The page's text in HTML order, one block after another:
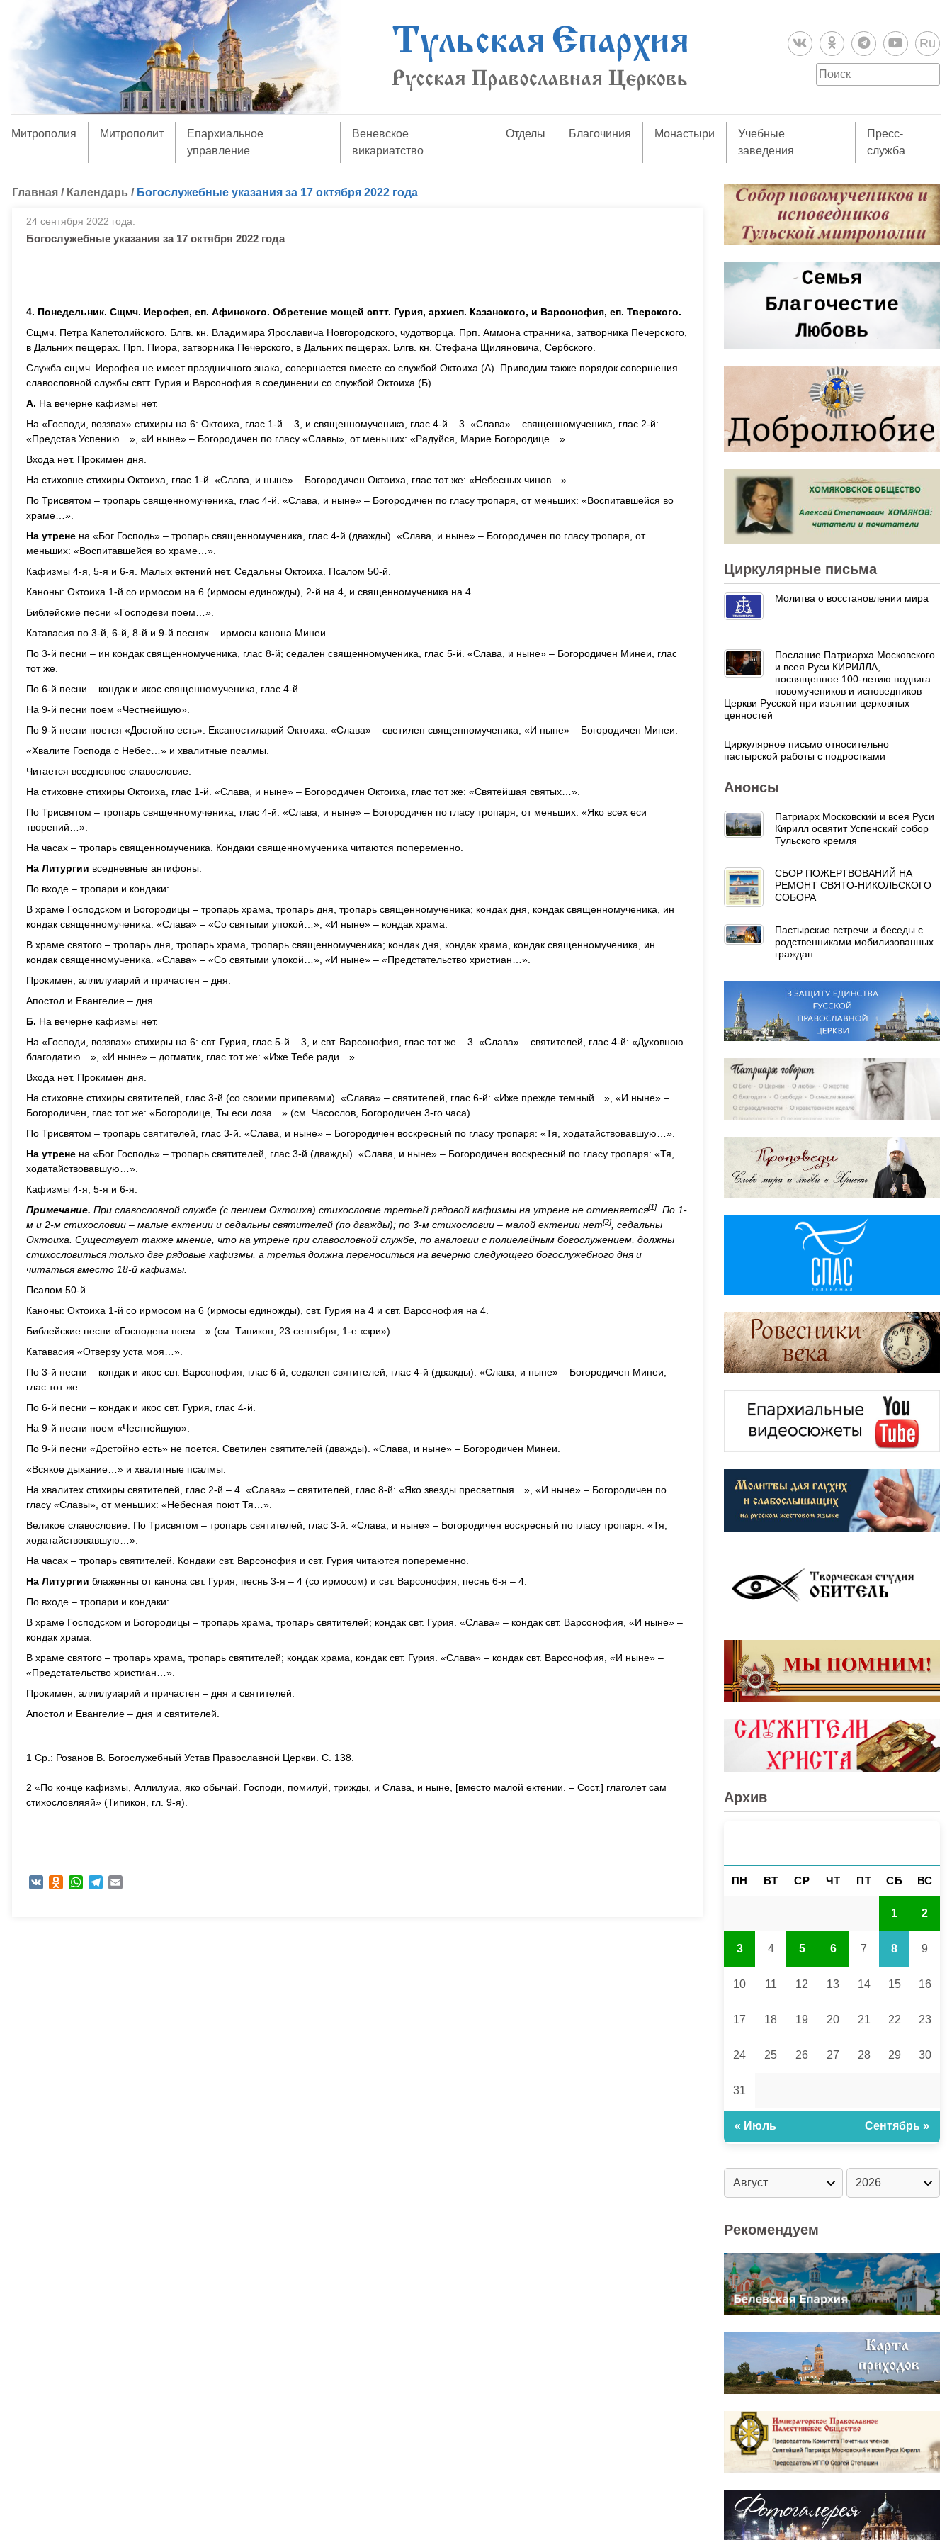
Ru
Митрополия Митрополит
Епархиальное
управление
Веневское
викариатство
Отделы Благочиния Монастыри
Учебные
заведения
Пресс-
служба
Главная / Календарь / Богослужебные указания за 17 октября 2022 года
24 сентября 2022 года.
Богослужебные указания за 17 октября 2022 года
4. Понедельник. Сщмч. Иерофея, еп. Афинского. Обретение мощей свтт. Гурия, архиеп. Казанского, и Варсонофия, еп. Тверского.
Сщмч. Петра Капетолийского. Блгв. кн. Владимира Ярославича Новгородского, чудотворца. Прп. Аммона странника, затворника Печерского,
в Дальних пещерах. Прп. Пиора, затворника Печерского, в Дальних пещерах. Блгв. кн. Стефана Щиляновича, Сербского.
Служба сщмч. Иерофея не имеет праздничного знака, совершается вместе со службой Октоиха (А). Приводим также порядок совершения
славословной службы свтт. Гурия и Варсонофия в соединении со службой Октоиха (Б).
А. На вечерне кафизмы нет.
На «Господи, воззвах» стихиры на 6: Октоиха, глас 1-й – 3, и священномученика, глас 4-й – 3. «Слава» – священномученика, глас 2-й:
«Представ Успению…», «И ныне» – Богородичен по гласу «Славы», от меньших: «Радуйся, Марие Богородице…».
Входа нет. Прокимен дня.
На стиховне стихиры Октоиха, глас 1-й. «Слава, и ныне» – Богородичен Октоиха, глас тот же: «Небесных чинов…».
По Трисвятом – тропарь священномученика, глас 4-й. «Слава, и ныне» – Богородичен по гласу тропаря, от меньших: «Воспитавшейся во
храме…».
На утрене на «Бог Господь» – тропарь священномученика, глас 4-й (дважды). «Слава, и ныне» – Богородичен по гласу тропаря, от
меньших: «Воспитавшейся во храме…».
Кафизмы 4-я, 5-я и 6-я. Малых ектений нет. Седальны Октоиха. Псалом 50-й.
Каноны: Октоиха 1-й со ирмосом на 6 (ирмосы единожды), 2-й на 4, и священномученика на 4.
Библейские песни «Господеви поем…».
Катавасия по 3-й, 6-й, 8-й и 9-й песнях – ирмосы канона Минеи.
По 3-й песни – ин кондак священномученика, глас 8-й; седален священномученика, глас 5-й. «Слава, и ныне» – Богородичен Минеи, глас
тот же.
По 6-й песни – кондак и икос священномученика, глас 4-й.
На 9-й песни поем «Честнейшую».
По 9-й песни поется «Достойно есть». Ексапостиларий Октоиха. «Слава» – светилен священномученика, «И ныне» – Богородичен Минеи.
«Хвалите Господа с Небес…» и хвалитные псалмы.
Читается вседневное славословие.
На стиховне стихиры Октоиха, глас 1-й. «Слава, и ныне» – Богородичен Октоиха, глас тот же: «Святейшая святых…».
По Трисвятом – тропарь священномученика, глас 4-й. «Слава, и ныне» – Богородичен по гласу тропаря, от меньших: «Яко всех еси
творений…».
На часах – тропарь священномученика. Кондаки священномученика читаются попеременно.
На Литургии вседневные антифоны.
По входе – тропари и кондаки:
В храме Господском и Богородицы – тропарь храма, тропарь дня, тропарь священномученика; кондак дня, кондак священномученика, ин
кондак священномученика. «Слава» – «Со святыми упокой…», «И ныне» – кондак храма.
В храме святого – тропарь дня, тропарь храма, тропарь священномученика; кондак дня, кондак храма, кондак священномученика, ин
кондак священномученика. «Слава» – «Со святыми упокой…», «И ныне» – «Предстательство христиан…».
Прокимен, аллилуиарий и причастен – дня.
Апостол и Евангелие – дня.
Б. На вечерне кафизмы нет.
На «Господи, воззвах» стихиры на 6: свт. Гурия, глас 5-й – 3, и свт. Варсонофия, глас тот же – 3. «Слава» – святителей, глас 4-й: «Духовною
благодатию…», «И ныне» – догматик, глас тот же: «Иже Тебе ради…».
Входа нет. Прокимен дня.
На стиховне стихиры святителей, глас 3-й (со своими припевами). «Слава» – святителей, глас 6-й: «Иже прежде темный…», «И ныне» –
Богородичен, глас тот же: «Богородице, Ты еси лоза…» (см. Часослов, Богородичен 3-го часа).
По Трисвятом – тропарь святителей, глас 3-й. «Слава, и ныне» – Богородичен воскресный по гласу тропаря: «Тя, ходатайствовавшую…».
На утрене на «Бог Господь» – тропарь святителей, глас 3-й (дважды). «Слава, и ныне» – Богородичен воскресный по гласу тропаря: «Тя,
ходатайствовавшую…».
Кафизмы 4-я, 5-я и 6-я.
Примечание. При славословной службе (с пением Октоиха) стихословие третьей рядовой кафизмы на утрене не отменяется[1]
. По 1-
м и 2-м стихословии – малые ектении и седальны святителей (по дважды); по 3-м стихословии – малой ектении нет[2]
, седальны
Октоиха. Существует также мнение, что на утрене при славословной службе, по аналогии с полиелейным богослужением, должны
стихословиться только две рядовые кафизмы, а третья должна переноситься на вечерню следующего богослужебного дня и
читаться вместо 18-й кафизмы.
Псалом 50-й.
Каноны: Октоиха 1-й со ирмосом на 6 (ирмосы единожды), свт. Гурия на 4 и свт. Варсонофия на 4.
Библейские песни «Господеви поем…» (см. Типикон, 23 сентября, 1-е «зри»).
Катавасия «Отверзу уста моя…».
По 3-й песни – кондак и икос свт. Варсонофия, глас 6-й; седален святителей, глас 4-й (дважды). «Слава, и ныне» – Богородичен Минеи,
глас тот же.
По 6-й песни – кондак и икос свт. Гурия, глас 4-й.
На 9-й песни поем «Честнейшую».
По 9-й песни «Достойно есть» не поется. Светилен святителей (дважды). «Слава, и ныне» – Богородичен Минеи.
«Всякое дыхание…» и хвалитные псалмы.
На хвалитех стихиры святителей, глас 2-й – 4. «Слава» – святителей, глас 8-й: «Яко звезды пресветлыя…», «И ныне» – Богородичен по
гласу «Славы», от меньших: «Небесная поют Тя…».
Великое славословие. По Трисвятом – тропарь святителей, глас 3-й. «Слава, и ныне» – Богородичен воскресный по гласу тропаря: «Тя,
ходатайствовавшую…».
На часах – тропарь святителей. Кондаки свт. Варсонофия и свт. Гурия читаются попеременно.
На Литургии блаженны от канона свт. Гурия, песнь 3-я – 4 (со ирмосом) и свт. Варсонофия, песнь 6-я – 4.
По входе – тропари и кондаки:
В храме Господском и Богородицы – тропарь храма, тропарь святителей; кондак свт. Гурия. «Слава» – кондак свт. Варсонофия, «И ныне» –
кондак храма.
В храме святого – тропарь храма, тропарь святителей; кондак храма, кондак свт. Гурия. «Слава» – кондак свт. Варсонофия, «И ныне» –
«Предстательство христиан…».
Прокимен, аллилуиарий и причастен – дня и святителей.
Апостол и Евангелие – дня и святителей.
1 Ср.: Розанов В. Богослужебный Устав Православной Церкви. С. 138.
2 «По конце кафизмы, Аллилуиа, яко обычай. Господи, помилуй, трижды, и Слава, и ныне, [вместо малой ектении. – Сост.] глаголет сам
стихословляяй» (Типикон, гл. 9-я).
VK Odnoklassniki
WhatsAppTelegram
Циркулярные письма
Молитва о восстановлении мира
Послание Патриарха Московского
и всея Руси КИРИЛЛА,
посвященное 100-летию подвига
новомучеников и исповедников
Церкви Русской при изъятии церковных
ценностей
Циркулярное письмо относительно
пастырской работы с подростками
Анонсы
Патриарх Московский и всея Руси
Кирилл освятит Успенский собор
Тульского кремля
СБОР ПОЖЕРТВОВАНИЙ НА
РЕМОНТ СВЯТО-НИКОЛЬСКОГО
СОБОРА
Пастырские встречи и беседы с
родственниками мобилизованных
граждан
Архив
ПН ВТ СР ЧТ ПТ СБ ВС
1 2
3 4 5 6 7 8 9
10 11 12 13 14 15 16
17 18 19 20 21 22 23
24 25 26 27 28 29 30
31
« Июль Сентябрь »
Рекомендуем